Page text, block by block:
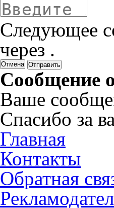
Следующее
через .
Отмена
Сообщение
Ваше
Спасибо за
Главная
Контакты
Обратная